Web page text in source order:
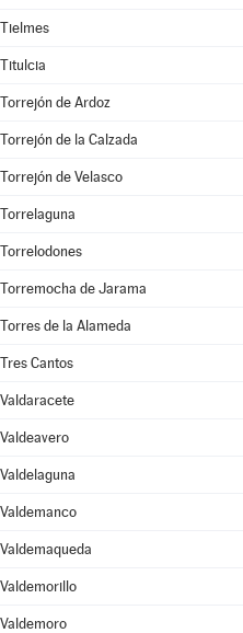
Tielmes
Titulcia
Torrejón de Ardoz
Torrejón de la Calzada
Torrejón de Velasco
Torrelaguna
Torrelodones
Torremocha de Jarama
Torres de la Alameda
Tres Cantos
Valdaracete
Valdeavero
Valdelaguna
Valdemanco
Valdemaqueda
Valdemorillo
Valdemoro